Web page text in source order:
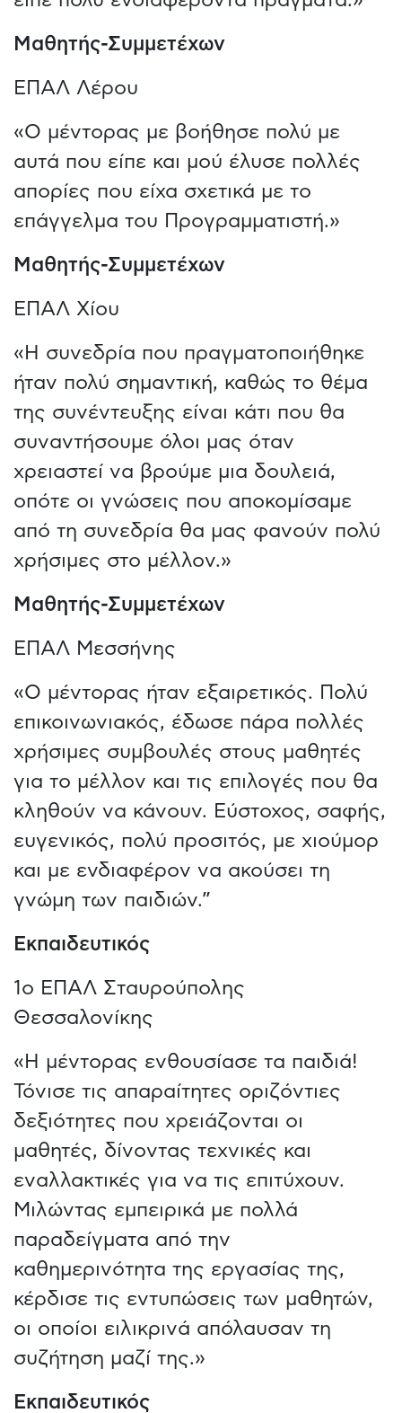
Μαθητής-Συμμετέχων
ΕΠΑΛ Λέρου
«Ο μέντορας με βοήθησε πολύ με
αυτά που είπε και μού έλυσε πολλές
απορίες που είχα σχετικά με το
επάγγελμα του Προγραμματιστή.»
Μαθητής-Συμμετέχων
ΕΠΑΛ Χίου
«Η συνεδρία που πραγματοποιήθηκε
ήταν πολύ σημαντική, καθώς το θέμα
της συνέντευξης είναι κάτι που θα
συναντήσουμε όλοι μας όταν
χρειαστεί να βρούμε μια δουλειά,
οπότε οι γνώσεις που αποκομίσαμε
από τη συνεδρία θα μας φανούν πολύ
χρήσιμες στο μέλλον.»
Μαθητής-Συμμετέχων
ΕΠΑΛ Μεσσήνης
«Ο μέντορας ήταν εξαιρετικός. Πολύ
επικοινωνιακός, έδωσε πάρα πολλές
χρήσιμες συμβουλές στους μαθητές
για το μέλλον και τις επιλογές που θα
κληθούν να κάνουν. Εύστοχος, σαφής,
ευγενικός, πολύ προσιτός, με χιούμορ
και με ενδιαφέρον να ακούσει τη
γνώμη των παιδιών.”
Εκπαιδευτικός
1ο ΕΠΑΛ Σταυρούπολης
Θεσσαλονίκης
«Η μέντορας ενθουσίασε τα παιδιά!
Τόνισε τις απαραίτητες οριζόντιες
δεξιότητες που χρειάζονται οι
μαθητές, δίνοντας τεχνικές και
εναλλακτικές για να τις επιτύχουν.
Μιλώντας εμπειρικά με πολλά
παραδείγματα από την
καθημερινότητα της εργασίας της,
κέρδισε τις εντυπώσεις των μαθητών,
οι οποίοι ειλικρινά απόλαυσαν τη
συζήτηση μαζί της.»
Εκπαιδευτικός